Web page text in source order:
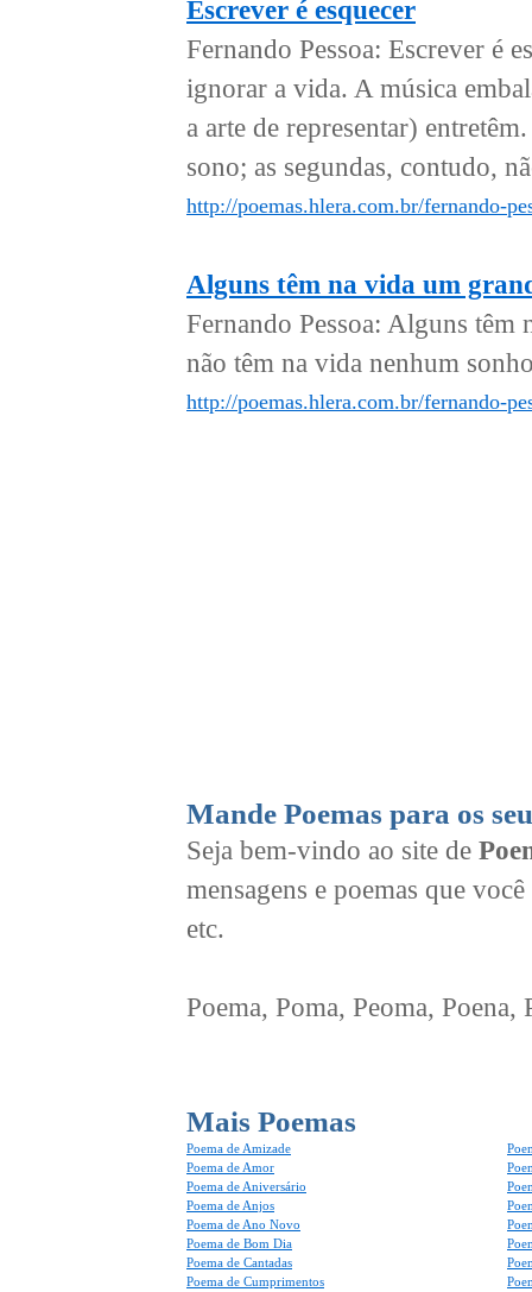
Escrever é esquecer
Fernando Pessoa: Escrever é
ignorar a vida. A música
a arte de representar)
sono; as segundas, contudo,
http://poemas.hlera.com.br/fernando-
Alguns têm na vida um
Fernando Pessoa: Alguns têm
não têm na vida nenhum
http://poemas.hlera.com.br/fernando-
Mande Poemas para os
Seja bem-vindo ao site de
mensagens e poemas que
etc.
Poema, Poma, Peoma,
Mais Poemas
Poema de Amizade
Poema de Amor
Poema de Aniversário
Poema de Anjos
Poema de Ano Novo
Poema de Bom Dia
Poema de Cantadas
Poema de Cumprimentos